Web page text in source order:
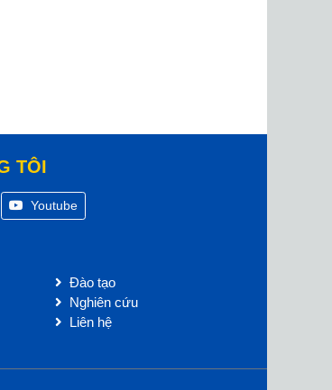
TÔI
Youtube
Đào tạo
Nghiên cứu
Liên hệ